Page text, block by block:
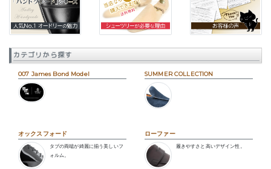
カテゴリから探す
007 James Bond Model SUMMER COLLECTION
オックスフォード
タブの両端が綺麗に揃う美しいフ
ォルム。
ローファー
履きやすさと高いデザイン性。